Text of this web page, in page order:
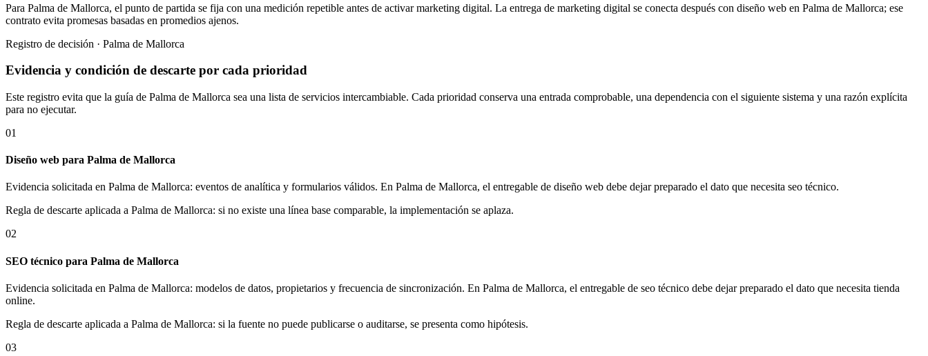
Para Palma de Mallorca, el punto de partida se fija con una medición repetible antes de activar marketing digital. La entrega de marketing digital se conecta después con diseño web en Palma de Mallorca; ese
contrato evita promesas basadas en promedios ajenos.
Registro de decisión · Palma de Mallorca
Evidencia y condición de descarte por cada prioridad
Este registro evita que la guía de Palma de Mallorca sea una lista de servicios intercambiable. Cada prioridad conserva una entrada comprobable, una dependencia con el siguiente sistema y una razón explícita
para no ejecutar.
01
Diseño web para Palma de Mallorca
Evidencia solicitada en Palma de Mallorca: eventos de analítica y formularios válidos. En Palma de Mallorca, el entregable de diseño web debe dejar preparado el dato que necesita seo técnico.
Regla de descarte aplicada a Palma de Mallorca: si no existe una línea base comparable, la implementación se aplaza.
02
SEO técnico para Palma de Mallorca
Evidencia solicitada en Palma de Mallorca: modelos de datos, propietarios y frecuencia de sincronización. En Palma de Mallorca, el entregable de seo técnico debe dejar preparado el dato que necesita tienda
online.
Regla de descarte aplicada a Palma de Mallorca: si la fuente no puede publicarse o auditarse, se presenta como hipótesis.
03